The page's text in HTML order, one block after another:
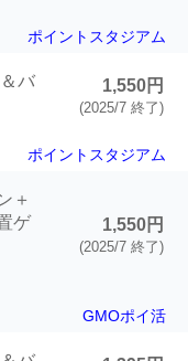
ポイントスタジアム
バ
1,550円
(2025/7 終了)
ポイントスタジアム
＋
ゲ
1,550円
(2025/7 終了)
GMOポイ活